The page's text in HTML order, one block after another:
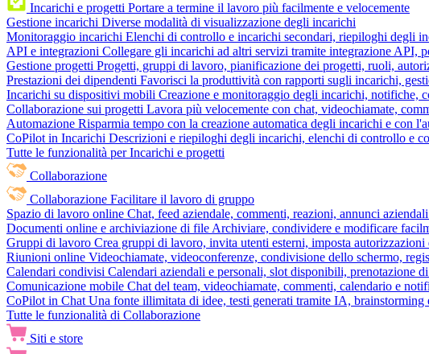
Incarichi e progetti Portare a termine il lavoro più facilmente e velocemente
Gestione incarichi Diverse modalità di visualizzazione degli incarichi
Monitoraggio incarichi Elenchi di controllo e incarichi secondari, riepiloghi degli
API e integrazioni Collegare gli incarichi ad altri servizi tramite integrazione API,
Gestione progetti Progetti, gruppi di lavoro, pianificazione dei progetti, ruoli,
Prestazioni dei dipendenti Favorisci la produttività con rapporti sugli incarichi,
Incarichi su dispositivi mobili Creazione e monitoraggio degli incarichi, notifiche,
Collaborazione sui progetti Lavora più velocemente con chat, videochiamate,
Automazione Risparmia tempo con la creazione automatica degli incarichi e con
CoPilot in Incarichi Descrizioni e riepiloghi degli incarichi, elenchi di controllo e
Tutte le funzionalità per Incarichi e progetti
Collaborazione
Collaborazione Facilitare il lavoro di gruppo
Spazio di lavoro online Chat, feed aziendale, commenti, reazioni, annunci
Documenti online e archiviazione di file Archiviare, condividere e modificare
Gruppi di lavoro Crea gruppi di lavoro, invita utenti esterni, imposta
Riunioni online Videochiamate, videoconferenze, condivisione dello schermo,
Calendari condivisi Calendari aziendali e personali, slot disponibili, prenotazione
Comunicazione mobile Chat del team, videochiamate, commenti, calendario e
CoPilot in Chat Una fonte illimitata di idee, testi generati tramite IA, brainstorming
Tutte le funzionalità di Collaborazione
Siti e store